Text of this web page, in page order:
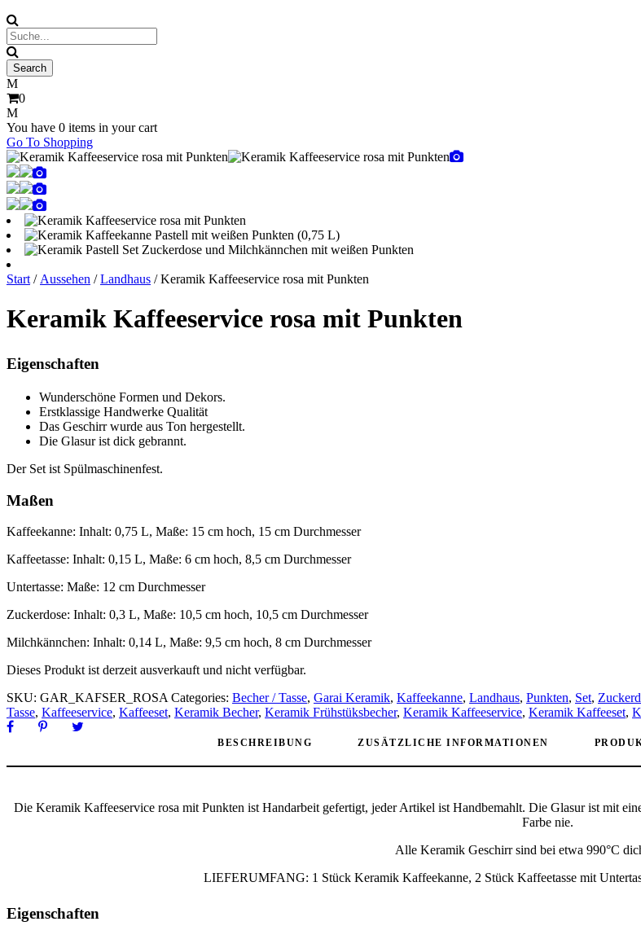
0
You have 0 items in your cart
Go To Shopping
Start / Aussehen /Landhaus / Keramik Kaffeeservice rosa mit Punkten
Keramik Kaffeeservice rosa mit Punkten
Eigenschaften
Wunderschöne Formen und Dekors.
Erstklassige Handwerke Qualität
Das Geschirr wurde aus Ton hergestellt.
Die Glasur ist dick gebrannt.
Der Set ist Spülmaschinenfest.
Maßen
Kaffeekanne: Inhalt: 0,75 L, Maße: 15 cm hoch, 15 cm Durchmesser
Kaffeetasse: Inhalt: 0,15 L, Maße: 6 cm hoch, 8,5 cm Durchmesser
Untertasse: Maße: 12 cm Durchmesser
Zuckerdose: Inhalt: 0,3 L, Maße: 10,5 cm hoch, 10,5 cm Durchmesser
Milchkännchen: Inhalt: 0,14 L, Maße: 9,5 cm hoch, 8 cm Durchmesser
Dieses Produkt ist derzeit ausverkauft und nicht verfügbar.
SKU: GAR_KAFSER_ROSA Categories: Becher / Tasse, Garai Keramik, Kaffeekanne, Landhaus, Punkten, Set,
Tasse, Kaffeeservice, Kaffeeset, Keramik Becher, Keramik Frühstüksbecher, Keramik Kaffeeservice, Keramik Kaffeeset,
BESCHREIBUNG ZUSÄTZLICHE INFORMATIONEN
Die Keramik Kaffeeservice rosa mit Punkten ist Handarbeit gefertigt, jeder Artikel ist Handbemahlt. Die Glasur ist mit
Farbe nie.
Alle Keramik Geschirr sind bei etwa 990°C
LIEFERUMFANG: 1 Stück Keramik Kaffeekanne, 2 Stück Kaffeetasse mit
Eigenschaften